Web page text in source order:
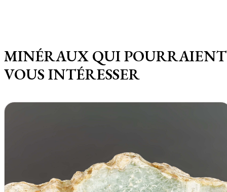
MINÉRAUX QUI POURRAIENT
VOUS INTÉRESSER